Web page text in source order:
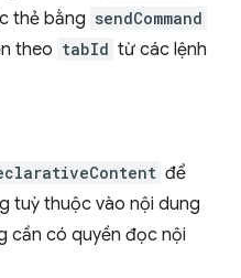
thẻ bằng sendCommand
theo tabId từ các lệnh
để
tuỳ thuộc vào nội dung
cần có quyền đọc nội